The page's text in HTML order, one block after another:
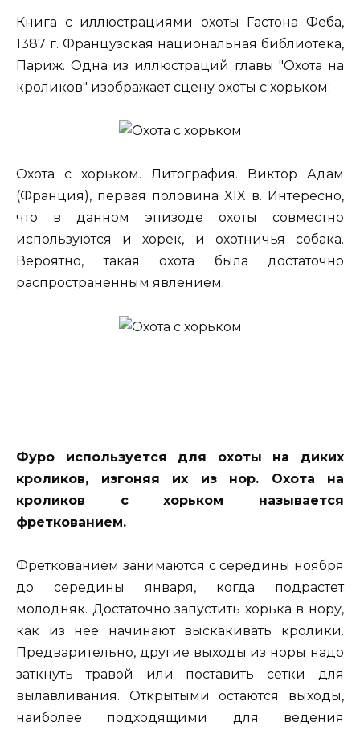
Книга с иллюстрациями охоты Гастона Феба,
1387 г. Французская национальная библиотека,
Париж. Одна из иллюстраций главы "Охота на
кроликов" изображает сцену охоты с хорьком:
Охота с хорьком. Литография. Виктор Адам
(Франция), первая половина XIX в. Интересно,
что в данном эпизоде охоты совместно
используются и хорек, и охотничья собака.
Вероятно, такая охота была достаточно
распространенным явлением.
Фуро используется для охоты на диких
кроликов, изгоняя их из нор. Охота на
кроликов с хорьком называется
фреткованием.
Фреткованием занимаются с середины ноября
до середины января, когда подрастет
молодняк. Достаточно запустить хорька в нору,
как из нее начинают выскакивать кролики.
Предварительно, другие выходы из норы надо
заткнуть травой или поставить сетки для
вылавливания. Открытыми остаются выходы,
наиболее подходящими для ведения